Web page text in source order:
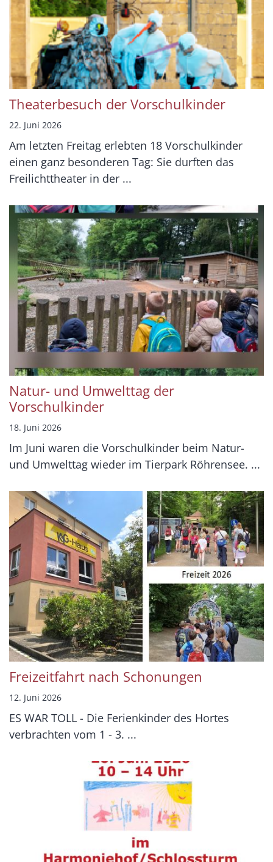
Theaterbesuch der Vorschulkinder
22. Juni 2026
Am letzten Freitag erlebten 18 Vorschulkinder
einen ganz besonderen Tag: Sie durften das
Freilichttheater in der ...
Natur- und Umwelttag der
Vorschulkinder
18. Juni 2026
Im Juni waren die Vorschulkinder beim Natur-
und Umwelttag wieder im Tierpark Röhrensee. ...
Freizeitfahrt nach Schonungen
12. Juni 2026
ES WAR TOLL - Die Ferienkinder des Hortes
verbrachten vom 1 - 3. ...